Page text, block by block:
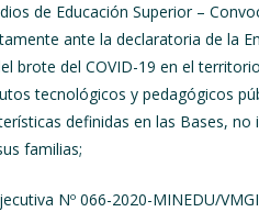
de Educación Superior –
ante la declaratoria de la
brote del COVID-19 en el
tecnológicos y pedagógicos
definidas en las Bases,
familias;
Nº 066-2020-MINEDU/